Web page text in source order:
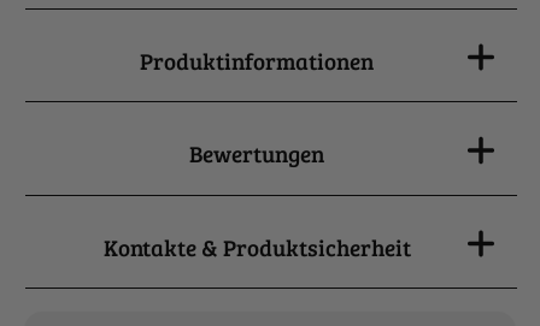
Produktinformationen
Bewertungen
Kontakte & Produktsicherheit